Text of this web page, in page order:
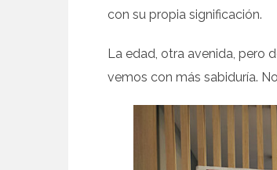
con su propia significación.
La edad, otra avenida, pero
vemos con más sabiduría.